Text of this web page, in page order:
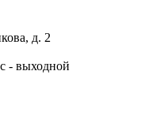
д. 2
- выходной